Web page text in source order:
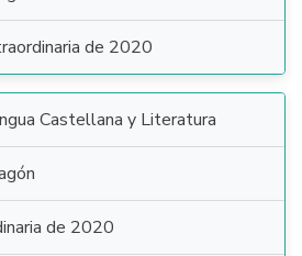
de 2020
Castellana y Literatura
de 2020